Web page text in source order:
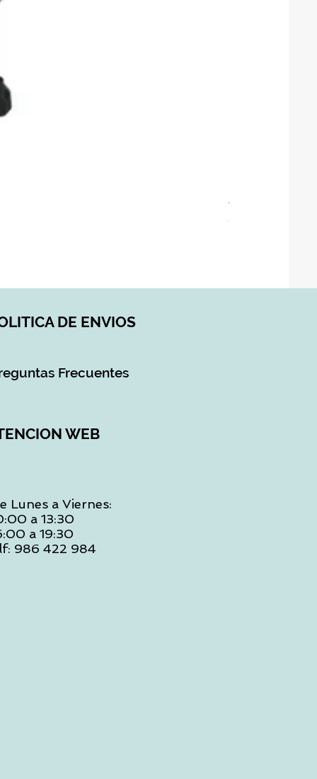
ASIENTO BAÑO
28,90 €
DE ENVIOS
Frecuentes
WEB
Lunes a Viernes:
a 13:30
a 19:30
986 422 984